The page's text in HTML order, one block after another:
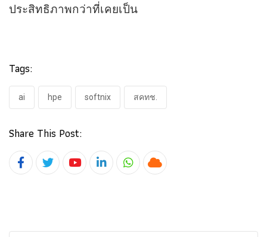
ประสิทธิภาพกว่าที่เคยเป็น
Tags:
ai hpe softnix สคทช.
Share This Post:
YoutubeLinkedInWhatsapp
Cloud